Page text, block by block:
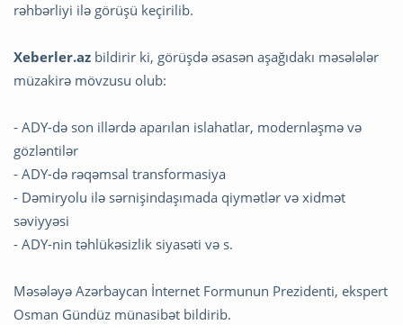
rəhbərliyi ilə görüşü keçirilib.
Xeberler.az bildirir ki, görüşdə əsasən aşağıdakı məsələlər
müzakirə mövzusu olub:
- ADY-də son illərdə aparılan islahatlar, modernləşmə və
gözləntilər
- ADY-də rəqəmsal transformasiya
- Dəmiryolu ilə sərnişindaşımada qiymətlər və xidmət
səviyyəsi
- ADY-nin təhlükəsizlik siyasəti və s.
Məsələyə Azərbaycan İnternet Formunun Prezidenti, ekspert
Osman Gündüz münasibət bildirib.